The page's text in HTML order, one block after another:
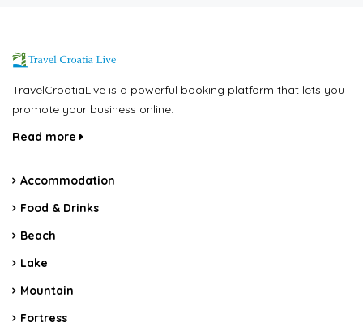
TravelCroatiaLive is a powerful booking platform that lets you
promote your business online.
Read more
Accommodation
Food & Drinks
Beach
Lake
Mountain
Fortress